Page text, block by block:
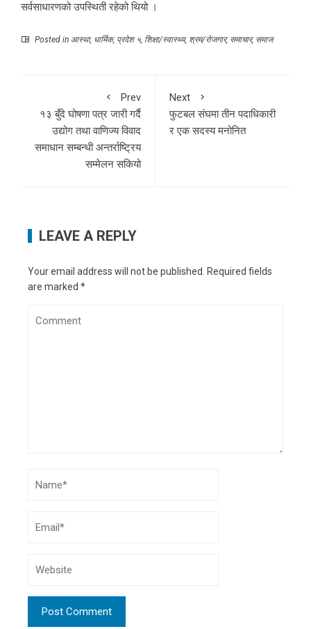
सर्वसाधारणको उपस्थिती रहेको थियो ।
Posted in आस्था, धार्मिक, प्रदेश ५, शिक्षा/स्वास्थ्य, श्रम/रोजगार, समाचार, समाज
Prev
१३ बुँदे घोषणा पत्र जारी गर्दै
उद्योग तथा वाणिज्य विवाद
समाधान सम्बन्धी अन्तर्राष्ट्रिय
सम्मेलन सकियो
Next
फुटबल संघमा तीन पदाधिकारी
र एक सदस्य मनोनित
LEAVE A REPLY
Your email address will not be published. Required fields
are marked *